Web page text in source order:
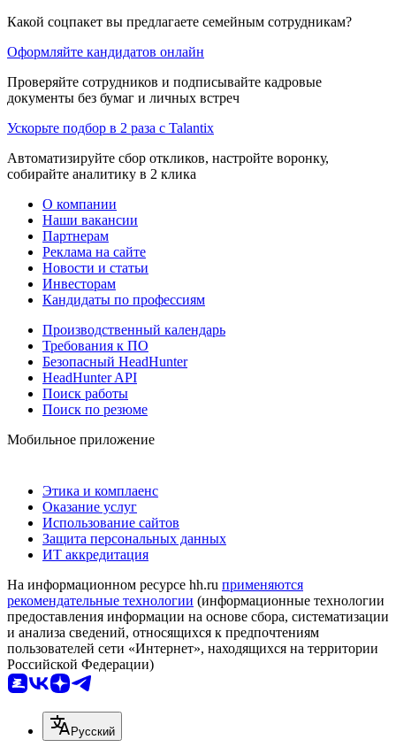
Какой соцпакет вы предлагаете семейным сотрудникам?
Оформляйте кандидатов онлайн
Проверяйте сотрудников и подписывайте кадровые
документы без бумаг и личных встреч
Ускорьте подбор в 2 раза с Talantix
Автоматизируйте сбор откликов, настройте воронку,
собирайте аналитику в 2 клика
О компании
Наши вакансии
Партнерам
Реклама на сайте
Новости и статьи
Инвесторам
Кандидаты по профессиям
Производственный календарь
Требования к ПО
Безопасный HeadHunter
HeadHunter API
Поиск работы
Поиск по резюме
Мобильное приложение
Этика и комплаенс
Оказание услуг
Использование сайтов
Защита персональных данных
ИТ аккредитация
На информационном ресурсе hh.ru применяются
рекомендательные технологии (информационные технологии
предоставления информации на основе сбора, систематизации
и анализа сведений, относящихся к предпочтениям
пользователей сети «Интернет», находящихся на территории
Российской Федерации)
Русский